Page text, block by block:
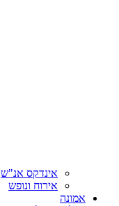
אינדקס אנ"ש
אירוח ונופש
אמונה